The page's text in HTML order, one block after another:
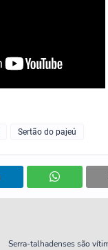
Sertão do pajeú
Serra-talhadenses são